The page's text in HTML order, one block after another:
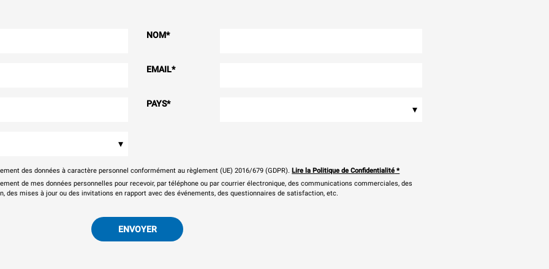
NOM*
EMAIL*
PAYS* ▾
▾
des données à caractère personnel conformément au règlement (UE) 2016/679 (GDPR). Lire la Politique de Confidentialité *
de mes données personnelles pour recevoir, par téléphone ou par courrier électronique, des communications commerciales, des
des mises à jour ou des invitations en rapport avec des événements, des questionnaires de satisfaction, etc.
ENVOYER